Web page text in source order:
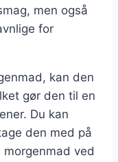
men også
for
kan den
gør den til en
Du kan
den med på
ved